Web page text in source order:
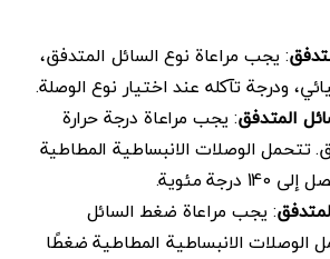
: يجب مراعاة نوع السائل المتدفق،
ودرجة تآكله عند اختيار نوع الوصلة.
المتدفق: يجب مراعاة درجة حرارة
تتحمل الوصلات الانبساطية المطاطية
مئوية.
: يجب مراعاة ضغط السائل
الوصلات الانبساطية المطاطية ضغطًا